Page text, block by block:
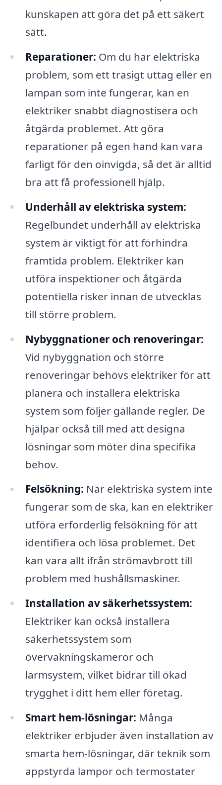
kunskapen att göra det på ett säkert
sätt.
Reparationer: Om du har elektriska
problem, som ett trasigt uttag eller en
lampan som inte fungerar, kan en
elektriker snabbt diagnostisera och
åtgärda problemet. Att göra
reparationer på egen hand kan vara
farligt för den oinvigda, så det är alltid
bra att få professionell hjälp.
Underhåll av elektriska system:
Regelbundet underhåll av elektriska
system är viktigt för att förhindra
framtida problem. Elektriker kan
utföra inspektioner och åtgärda
potentiella risker innan de utvecklas
till större problem.
Nybyggnationer och renoveringar:
Vid nybyggnation och större
renoveringar behövs elektriker för att
planera och installera elektriska
system som följer gällande regler. De
hjälpar också till med att designa
lösningar som möter dina specifika
behov.
Felsökning: När elektriska system inte
fungerar som de ska, kan en elektriker
utföra erforderlig felsökning för att
identifiera och lösa problemet. Det
kan vara allt ifrån strömavbrott till
problem med hushållsmaskiner.
Installation av säkerhetssystem:
Elektriker kan också installera
säkerhetssystem som
övervakningskameror och
larmsystem, vilket bidrar till ökad
trygghet i ditt hem eller företag.
Smart hem-lösningar: Många
elektriker erbjuder även installation av
smarta hem-lösningar, där teknik som
appstyrda lampor och termostater